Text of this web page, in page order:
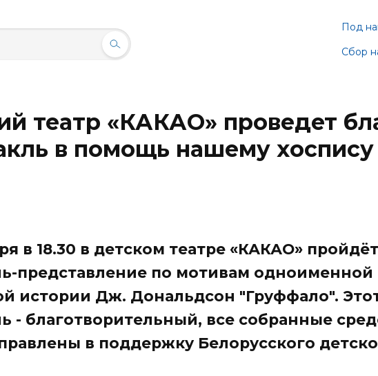
Под
Сбор
театр «КАКАО» проведет
в помощь нашему хоспису
в 18.30 в детском театре «КАКАО» пройдёт
представление по мотивам одноименной
истории Дж. Дональдсон "Груффало".
- благотворительный, все собранные
в поддержку Белорусского